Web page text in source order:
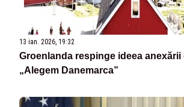
13 ian. 2026, 19:32
Groenlanda respinge ideea anexării
„Alegem Danemarca”